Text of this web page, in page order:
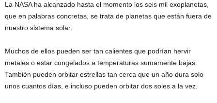
La NASA ha alcanzado hasta el momento los seis mil exoplanetas,
que en palabras concretas, se trata de planetas que están fuera de
nuestro sistema solar.
Muchos de ellos pueden ser tan calientes que podrían hervir
metales o estar congelados a temperaturas sumamente bajas.
También pueden orbitar estrellas tan cerca que un año dura solo
unos cuantos días, e incluso pueden orbitar dos soles a la vez.